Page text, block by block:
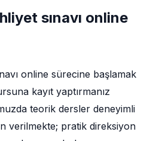
sınavı online
online sürecine başlamak
kayıt yaptırmanız
teorik dersler deneyimli
verilmekte; pratik direksiyon